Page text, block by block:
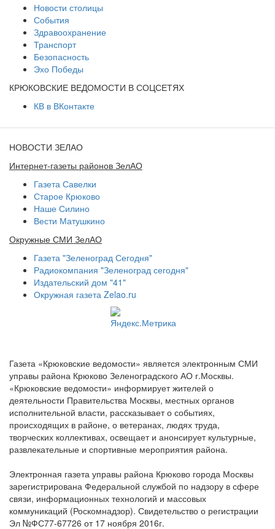
Новости столицы
События
Здравоохранение
Транспорт
Безопасность
Эхо Победы
КРЮКОВСКИЕ ВЕДОМОСТИ В СОЦСЕТЯХ
КВ в ВКонтакте
НОВОСТИ ЗЕЛАО
Интернет-газеты районов ЗелАО
Газета Савелки
Старое Крюково
Наше Силино
Вести Матушкино
Окружные СМИ ЗелАО
Газета "Зеленоград Сегодня"
Радиокомпания "Зеленоград сегодня"
Издательский дом "41"
Окружная газета Zelao.ru
Газета «Крюковские ведомости» является электронным СМИ
управы района Крюково Зеленоградского АО г.Москвы.
«Крюковские ведомости» информирует жителей о
деятельности Правительства Москвы, местных органов
исполнительной власти, рассказывает о событиях,
происходящих в районе, о ветеранах, людях труда,
творческих коллективах, освещает и анонсирует культурные,
развлекательные и спортивные мероприятия района.
Электронная газета управы района Крюково города Москвы
зарегистрирована Федеральной службой по надзору в сфере
связи, информационных технологий и массовых
коммуникаций (Роскомнадзор). Свидетельство о регистрации
Эл №ФС77-67726 от 17 ноября 2016г.